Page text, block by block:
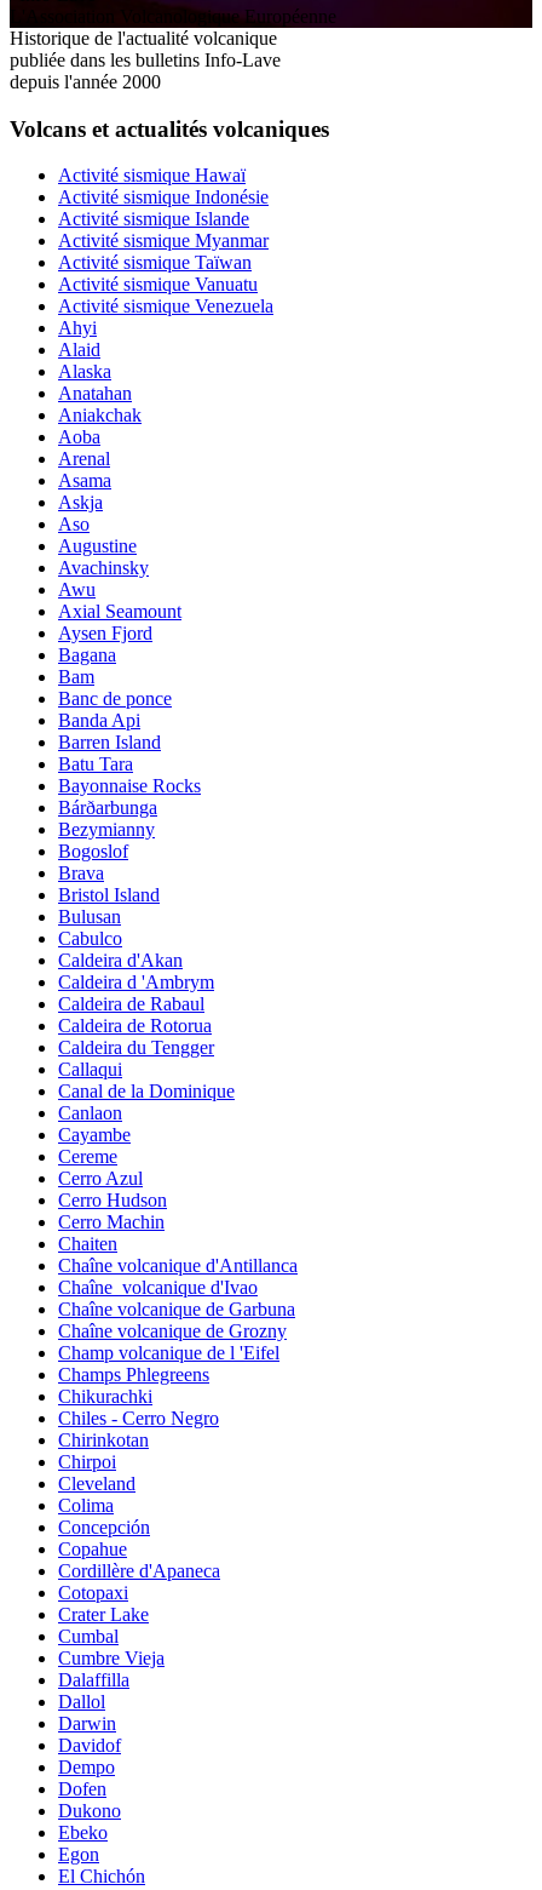
ssociation V olcanologiqueEuropéenne
Historique de l'actualité volcanique
publiée dans les bulletins Info-Lave
depuis l'année 2000
Volcans et actualités volcaniques
Activité sismique Hawaï
Activité sismique Indonésie
Activité sismique Islande
Activité sismique Myanmar
Activité sismique Taïwan
Activité sismique Vanuatu
Activité sismique Venezuela
Ahyi
Alaid
Alaska
Anatahan
Aniakchak
Aoba
Arenal
Asama
Askja
Aso
Augustine
Avachinsky
Awu
Axial Seamount
Aysen Fjord
Bagana
Bam
Banc de ponce
Banda Api
Barren Island
Batu Tara
Bayonnaise Rocks
Bárðarbunga
Bezymianny
Bogoslof
Brava
Bristol Island
Bulusan
Cabulco
Caldeira d'Akan
Caldeira d 'Ambrym
Caldeira de Rabaul
Caldeira de Rotorua
Caldeira du Tengger
Callaqui
Canal de la Dominique
Canlaon
Cayambe
Cereme
Cerro Azul
Cerro Hudson
Cerro Machin
Chaiten
Chaîne volcanique d'Antillanca
Chaîne_volcanique d'Ivao
Chaîne volcanique de Garbuna
Chaîne volcanique de Grozny
Champ volcanique de l 'Eifel
Champs Phlegreens
Chikurachki
Chiles - Cerro Negro
Chirinkotan
Chirpoi
Cleveland
Colima
Concepción
Copahue
Cordillère d'Apaneca
Cotopaxi
Crater Lake
Cumbal
Cumbre Vieja
Dalaffilla
Dallol
Darwin
Davidof
Dempo
Dofen
Dukono
Ebeko
Egon
El Chichón